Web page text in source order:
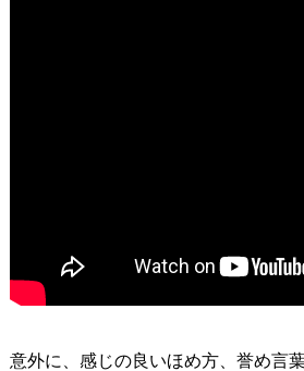
意外に、感じの良いほめ方、誉め言